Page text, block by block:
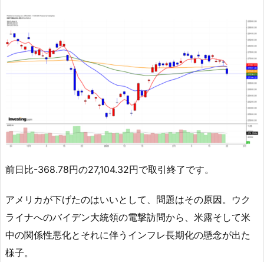
前日比-368.78円の27,104.32円で取引終了です。
アメリカが下げたのはいいとして、問題はその原因。ウク
ライナへのバイデン大統領の電撃訪問から、米露そして米
中の関係性悪化とそれに伴うインフレ長期化の懸念が出た
様子。